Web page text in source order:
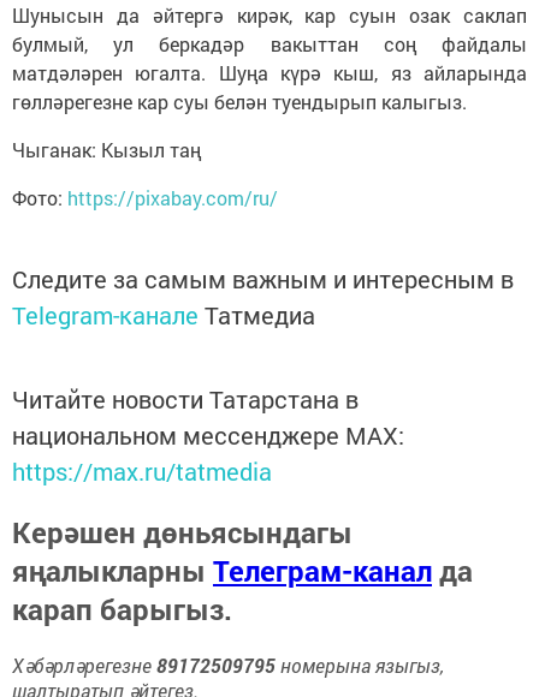
Шунысын да әйтергә кирәк, кар суын озак саклап
булмый, ул беркадәр вакыттан соң файдалы
матдәләрен югалта. Шуңа күрә кыш, яз айларында
гөлләрегезне кар суы белән туендырып калыгыз.
Чыганак: Кызыл таң
Фото: https://pixabay.com/ru/
Следите за самым важным и интересным в
Telegram-канале Татмедиа
Читайте новости Татарстана в
национальном мессенджере MАХ:
https://max.ru/tatmedia
Керәшен дөньясындагы
яңалыкларны Телеграм-каналда
карап барыгыз.
Хәбәрләрегезне89172509795номерына языгыз,
шалтыратып әйтегез.